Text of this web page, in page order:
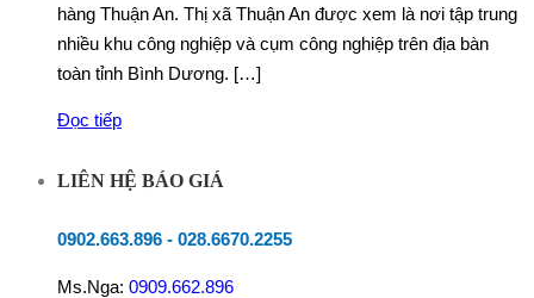
hàng Thuận An. Thị xã Thuận An được xem là nơi tập trung
nhiều khu công nghiệp và cụm công nghiệp trên địa bàn
toàn tỉnh Bình Dương. […]
Đọc tiếp
LIÊN HỆ BÁO GIÁ
0902.663.896 - 028.6670.2255
Ms.Nga: 0909.662.896